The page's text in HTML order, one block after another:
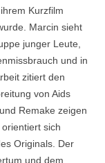
Kurzfilm
Marcin sieht
junger Leute,
und in
zitiert den
von Aids
Remake zeigen
sich
Originals. Der
und dem